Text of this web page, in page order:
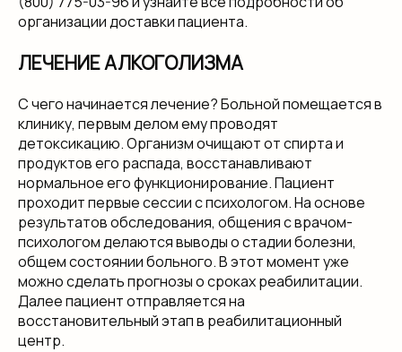
организации доставки пациента.
ЛЕЧЕНИЕ АЛКОГОЛИЗМА
С чего начинается лечение? Больной помещается в
клинику, первым делом ему проводят
детоксикацию. Организм очищают от спирта и
продуктов его распада, восстанавливают
нормальное его функционирование. Пациент
проходит первые сессии с психологом. На основе
результатов обследования, общения с врачом-
психологом делаются выводы о стадии болезни,
общем состоянии больного. В этот момент уже
можно сделать прогнозы о сроках реабилитации.
Далее пациент отправляется на
восстановительный этап в реабилитационный
центр.